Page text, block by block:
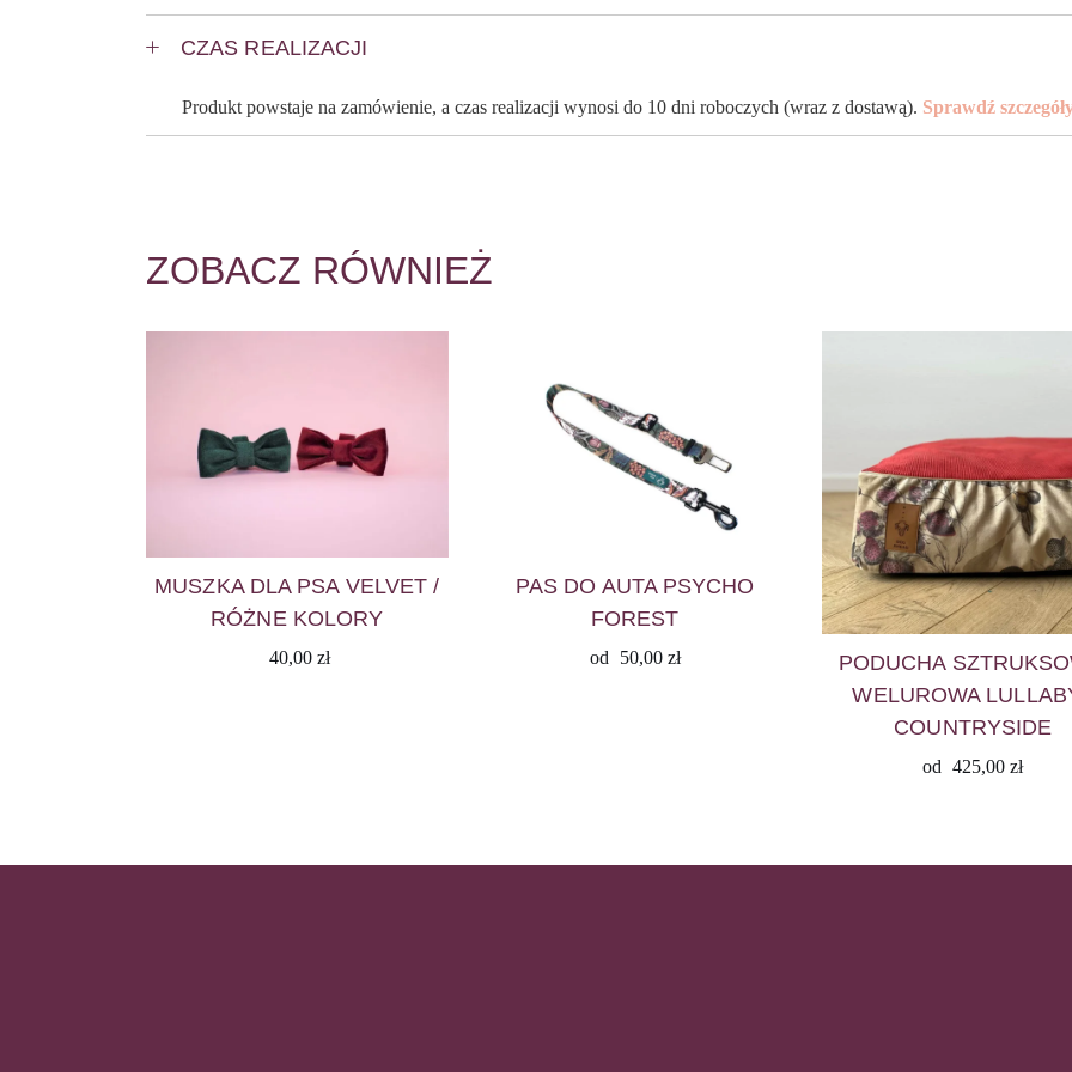
CZAS REALIZACJI
Produkt powstaje na zamówienie, a czas realizacji wynosi do 10 dni roboczych (wraz z dostawą). Sprawdź
ZOBACZ RÓWNIEŻ
MUSZKA DLA PSA VELVET /
RÓŻNE KOLORY
40,00zł
PAS DO AUTA PSYCHO
FOREST
od 50,00 zł
PODUCHA
WELUROWA
COUNTRYSIDE
od 425,00zł